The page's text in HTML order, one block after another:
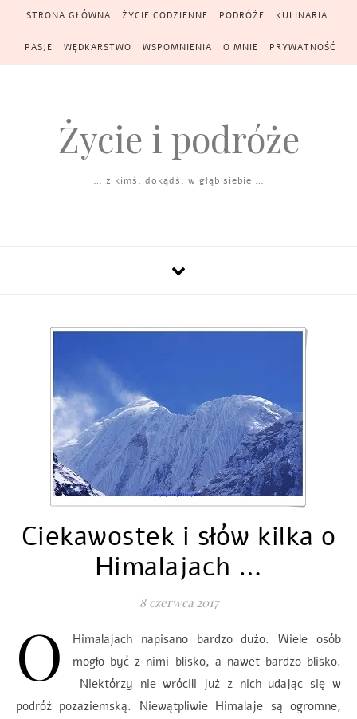
Skip to content
STRONA GŁÓWNA ŻYCIE CODZIENNE PODRÓŻE KULINARIA
PASJE WĘDKARSTWO WSPOMNIENIA O MNIE PRYWATNOŚĆ
Życie i podróże
… z kimś, dokądś, w głąb siebie …
Ciekawostek i słów kilka o
Himalajach …
8 czerwca 2017
O
Himalajach napisano bardzo dużo. Wiele osób
mogło być z nimi blisko, a nawet bardzo blisko.
Niektórzy nie wrócili już z nich udając się w
podróż pozaziemską. Niewątpliwie Himalaje są ogromne,